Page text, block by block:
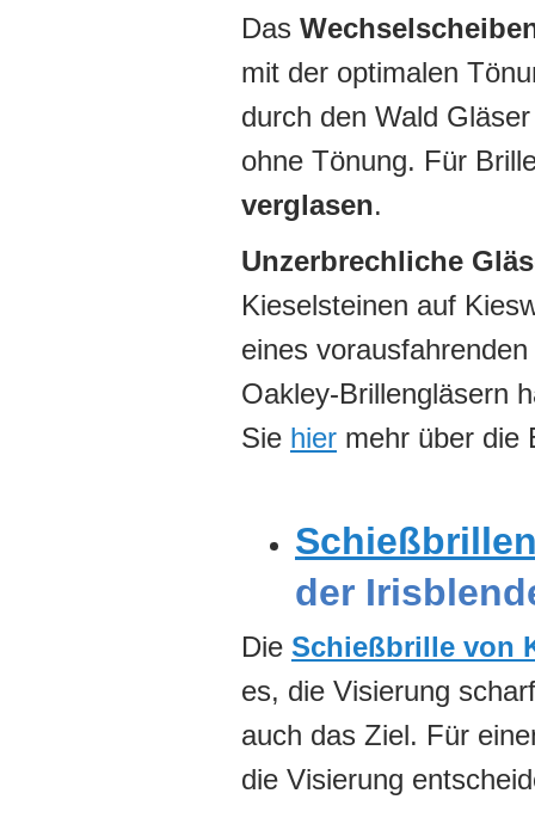
Das
mit der optimalen
durch den Wald
ohne Tönung. Für
verglasen.
Unzerbrechliche
Kieselsteinen auf
eines
Oakley-Brillengläsern
Sie hier mehr über die
der
Die Schießbrille von
es, die Visierung
auch das Ziel. Für
die Visierung